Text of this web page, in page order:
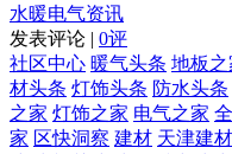
水暖电气资讯
发表评论 | 0评
社区中心 暖气头条 地板之
材头条 灯饰头条 防水头条
之家 灯饰之家 电气之家
家 区快洞察 建材 天津建材